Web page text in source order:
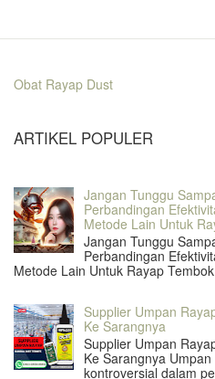
Obat Rayap Dust
ARTIKEL POPULER
Jangan Tunggu
Perbandingan
Metode Lain Untuk
Jangan Tunggu
Perbandingan
Metode Lain Untuk Rayap
Supplier Umpan
Ke Sarangnya
Supplier Umpan
Ke Sarangnya
kontroversial dalam